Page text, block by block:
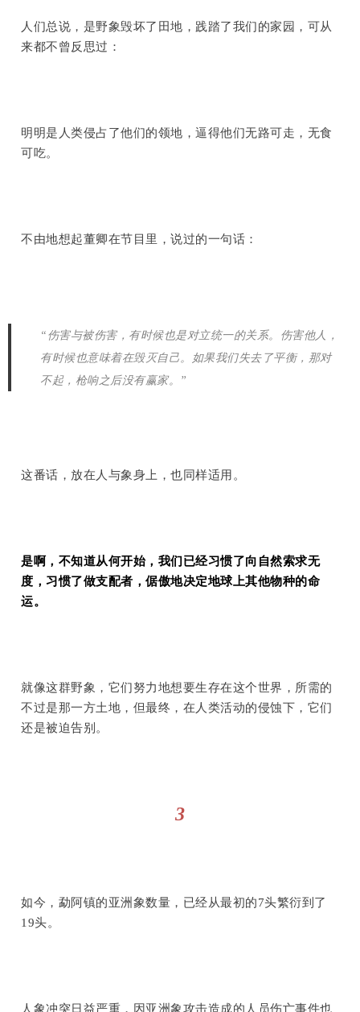
人们总说，是野象毁坏了田地，践踏了我们的家园，可从
来都不曾反思过：
明明是人类侵占了他们的领地，逼得他们无路可走，无食
可吃。
不由地想起董卿在节目里，说过的一句话：
“伤害与被伤害，有时候也是对立统一的关系。伤害他人，
有时候也意味着在毁灭自己。如果我们失去了平衡，那对
不起，枪响之后没有赢家。”
这番话，放在人与象身上，也同样适用。
是啊，不知道从何开始，我们已经习惯了向自然索求无
度，习惯了做支配者，倨傲地决定地球上其他物种的命
运。
就像这群野象，它们努力地想要生存在这个世界，所需的
不过是那一方土地，但最终，在人类活动的侵蚀下，它们
还是被迫告别。
3
如今，勐阿镇的亚洲象数量，已经从最初的7头繁衍到了
19头。
人象冲突日益严重，因亚洲象攻击造成的人员伤亡事件也